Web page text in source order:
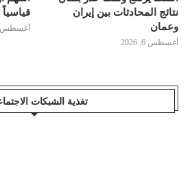
نتائج المحادثات بين إيران
وعمان
أغسطس 6, 2026
أغسطس 6,
تغذية الشبكات